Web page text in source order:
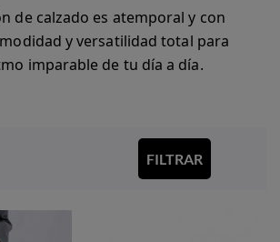
de calzado es atemporal y con
y versatilidad total para
imparable de tu día a día.
FILTRAR